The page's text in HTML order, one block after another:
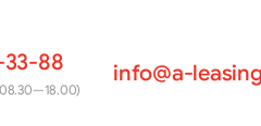
33-88 info@a-